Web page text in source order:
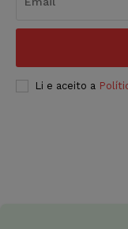
Li e aceito a